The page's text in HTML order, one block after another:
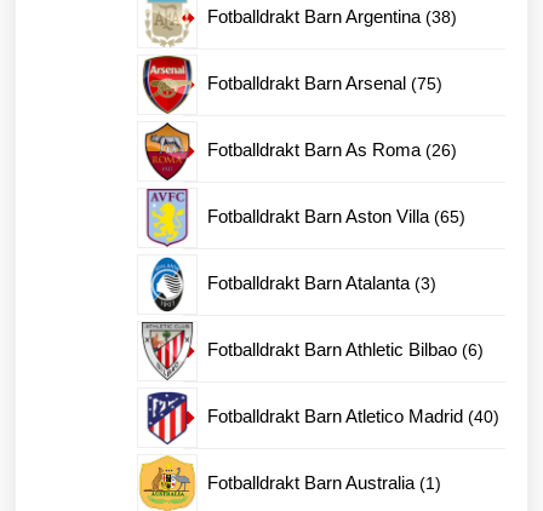
Fotballdrakt Barn Argentina 3838
Fotballdrakt Barn Arsenal 7575
Fotballdrakt Barn As Roma 2626
Fotballdrakt Barn Aston Villa 6565
Fotballdrakt Barn Atalanta 33
Fotballdrakt Barn Athletic Bilbao 66
Fotballdrakt Barn Atletico Madrid 4040
Fotballdrakt Barn Australia 11